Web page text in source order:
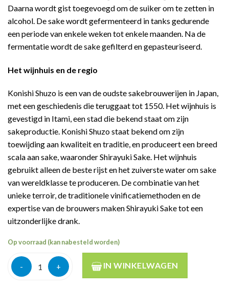
Daarna wordt gist toegevoegd om de suiker om te zetten in
alcohol. De sake wordt gefermenteerd in tanks gedurende
een periode van enkele weken tot enkele maanden. Na de
fermentatie wordt de sake gefilterd en gepasteuriseerd.
Het wijnhuis en de regio
Konishi Shuzo is een van de oudste sakebrouwerijen in Japan,
met een geschiedenis die teruggaat tot 1550. Het wijnhuis is
gevestigd in Itami, een stad die bekend staat om zijn
sakeproductie. Konishi Shuzo staat bekend om zijn
toewijding aan kwaliteit en traditie, en produceert een breed
scala aan sake, waaronder Shirayuki Sake. Het wijnhuis
gebruikt alleen de beste rijst en het zuiverste water om sake
van wereldklasse te produceren. De combinatie van het
unieke terroir, de traditionele vinificatiemethoden en de
expertise van de brouwers maken Shirayuki Sake tot een
uitzonderlijke drank.
Op voorraad (kan nabesteld worden)
Saké shirayuki japanse sake 14,5% 75cl aantal
IN WINKELWAGEN